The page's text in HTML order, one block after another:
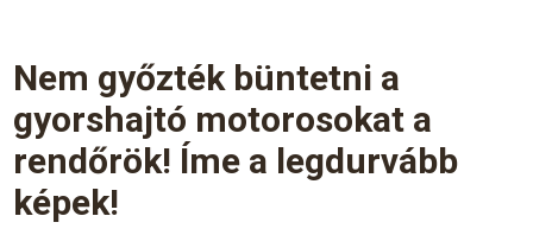
Nem győzték büntetni a
gyorshajtó motorosokat a
rendőrök! Íme a legdurvább
képek!